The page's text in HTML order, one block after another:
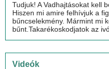
Tudjuk! A Vadhajtásokat kell
Hiszen mi amire felhívjuk a
bűncselekmény. Mármint mi
bűnt.Takarékoskodjatok az
Videók